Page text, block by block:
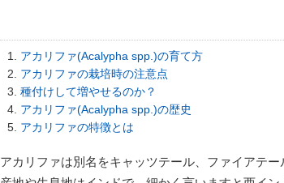
アカリファ(Acalypha spp.)の育て方
アカリファの栽培時の注意点
種付けして増やせるのか？
アカリファ(Acalypha spp.)の歴史
アカリファの特徴とは
アカリファは別名をキャッツテール、ファイアテ